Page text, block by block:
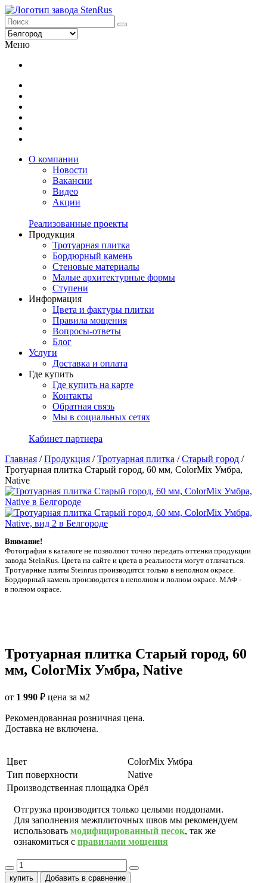
Меню
О компании
Новости
Вакансии
Видео
Акции
Реализованные проекты
Продукция
Тротуарная плитка
Бордюрный камень
Стеновые материалы
Малые архитектурные формы
Ступени
Информация
Цвета и фактуры плитки
Правила мощения
Вопросы-ответы
Блог
Услуги
Доставка и оплата
Где купить
Где купить на карте
Контакты
Обратная связь
Мы в социальных сетях
Кабинет партнера
Главная /Продукция /Тротуарная плитка /Старый город /
Тротуарная плитка Старый город, 60 мм, ColorMix Умбра,
Native
Внимание!
Фотографии в каталоге не позволяют точно передать оттенки продукции
заводa SteinRus. Цвета на сайте и цвета в реальности могут отличаться.
Тротуарные плиты Steinrus производятся только в неполном окрасе.
Бордюрный камень производится в неполном и полном окрасе. МАФ -
в полном окрасе.
Тротуарная плитка Старый город, 60
мм, ColorMix Умбра, Native
от 1 990 ₽ цена за м2
Рекомендованная розничная цена.
Доставка не включена.
Цвет
ColorMix Умбра
Тип поверхности
Native
Производственная площадка Орёл
Отгрузка производится только целыми поддонами.
Для заполнения межплиточных швов мы рекомендуем
использовать модифицированный песок, так же
ознакомиться с правилами мощения
купить Добавить в сравнение